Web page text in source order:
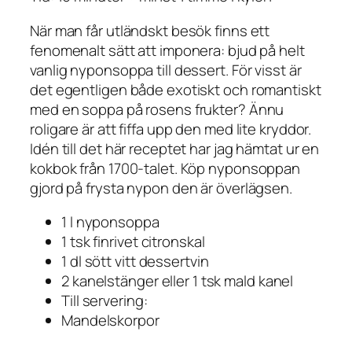
När man får utländskt besök finns ett
fenomenalt sätt att imponera: bjud på helt
vanlig nyponsoppa till dessert. För visst är
det egentligen både exotiskt och romantiskt
med en soppa på rosens frukter? Ännu
roligare är att fiffa upp den med lite kryddor.
Idén till det här receptet har jag hämtat ur en
kokbok från 1700-talet. Köp nyponsoppan
gjord på frysta nypon den är överlägsen.
1 l nyponsoppa
1 tsk finrivet citronskal
1 dl sött vitt dessertvin
2 kanelstänger eller 1 tsk mald kanel
Till servering:
Mandelskorpor